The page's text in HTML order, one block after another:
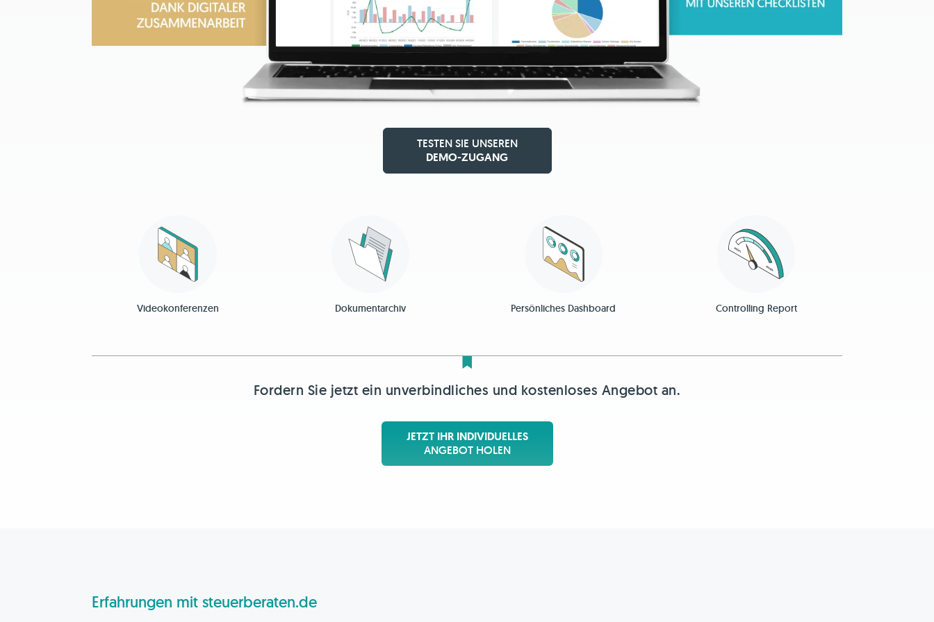
TESTEN SIE UNSEREN
DEMO-ZUGANG
Videokonferenzen Dokumentarchiv Persönliches Dashboard Controlling Report
Fordern Sie jetzt ein unverbindliches und kostenloses Angebot an.
JETZT IHR INDIVIDUELLES
ANGEBOT HOLEN
Erfahrungen mit steuerberaten.de